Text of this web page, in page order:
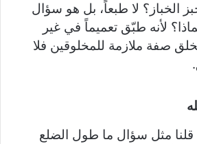
الخباز؟ لا طبعاً، بل هو سؤال
لأنه طبّق تعميماً في غير
صفة ملازمة للمخلوقين فلا
مثل سؤال ما طول الضلع